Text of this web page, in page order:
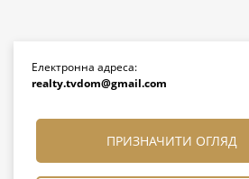
Електронна адреса:
realty.tvdom@gmail.com
ПРИЗНАЧИТИ ОГЛЯД